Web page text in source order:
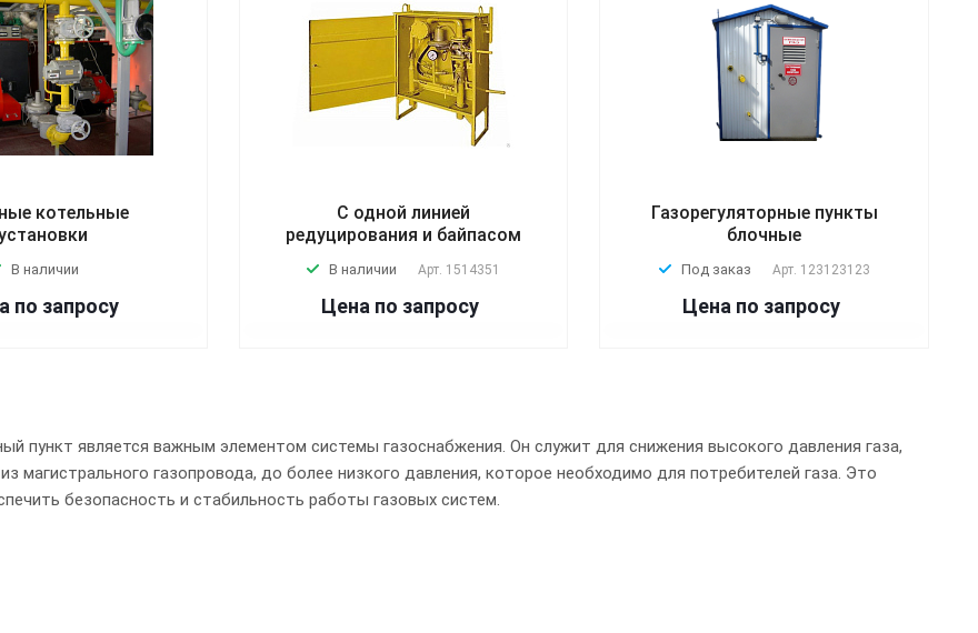
котельные
В наличии
по запросу
С одной линией
редуцирования и байпасом
В наличии Арт. 1514351
Цена по запросу
Газорегуляторные пункты
блочные
Под заказ Арт. 123123123
Цена по запросу
пункт является важным элементом системы газоснабжения. Он служит для снижения высокого давления газа,
магистрального газопровода, до более низкого давления, которое необходимо для потребителей газа. Это
безопасность и стабильность работы газовых систем.